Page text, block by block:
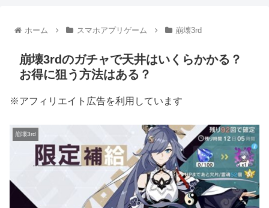
ホーム スマホアプリゲーム 崩壊3rd
崩壊3rdのガチャで天井はいくらかかる？
お得に狙う方法はある？
※アフィリエイト広告を利用しています
崩壊3rd